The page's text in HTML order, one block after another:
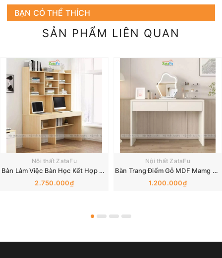
BẠN CÓ THỂ THÍCH
SẢN PHẨM LIÊN QUAN
Nội thất ZataFu
Bàn Làm Việc Bàn Học Kết Hợp Kệ Sạch Có Không Gian Lưu Trữ Lớn BLV-175 ZataFu
2.750.000₫
Nội thất ZataFu
Bàn Trang Điểm Gỗ MDF Mamg Phong Cách Tối Giản BTD-37 ZataFu
1.200.000₫